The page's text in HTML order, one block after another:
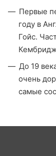
Первые
году в
Гойс.
До 19
очень
самые